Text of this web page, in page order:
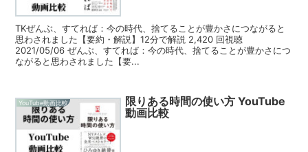
TKぜんぶ、すてれば：今の時代、捨てることが豊かさにつながると
思わされました【要約・解説】12分で解説 2,420 回視聴
2021/05/06 ぜんぶ、すてれば：今の時代、捨てることが豊かさにつ
ながると思わされました【要...
YouTube動画比較
限りある時間の使い方 YouTube
動画比較